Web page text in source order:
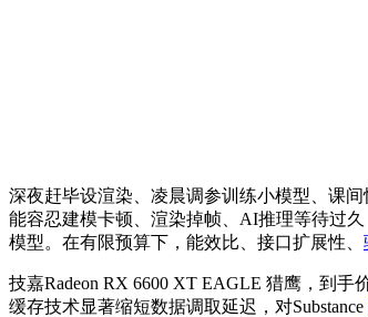
深夜赶毕设渲染、凌晨调参训练小模型、课
能容忍建模卡顿、渲染掉帧、AI推理等待过久
模型。在有限预算下，能效比、接口扩展性、
技嘉Radeon RX 6600 XT EAGLE 猎鹰，到
缓存技术显著缩短数据调取延迟，对Substance